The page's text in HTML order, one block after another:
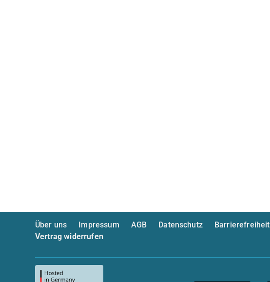
Über uns Impressum AGB Datenschutz Barrierefreiheit
Vertrag widerrufen